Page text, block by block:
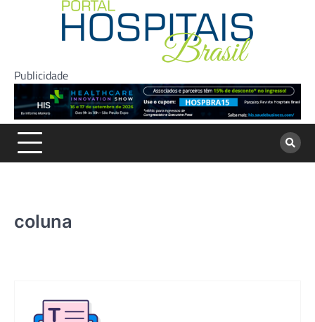
Publicidade
coluna